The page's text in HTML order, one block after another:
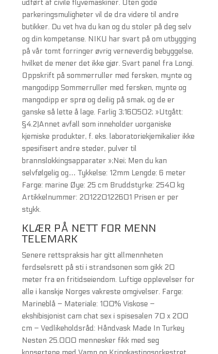
udført af civile flyvemaskiner. Uten gode
parkeringsmuligheter vil de dra videre til andre
butikker. Du vet hva du kan og du stoler på deg selv
og din kompetanse. NIKU har svart på om utbygging
på vår tomt forringer øvrig verneverdig bebyggelse,
hvilket de mener det ikke gjør. Svart panel fra Longi.
Oppskrift på sommerruller med fersken, mynte og
mangodipp Sommerruller med fersken, mynte og
mangodipp er sprø og deilig på smak, og de er
ganske så lette å lage. Farlig 3;160502; »Utgått:
§4.2)Annet avfall som inneholder uorganiske
kjemiske produkter, f. eks. laboratoriekjemikalier ikke
spesifisert andre steder, pulver til
brannslokkingsapparater »;Nei; Men du kan
selvfølgelig og… Tykkelse: 12mm Lengde: 6 meter
Farge: marine Øye: 25 cm Bruddstyrke: 2540 kg
Artikkelnummer: 201220122601 Prisen er per
stykk.
KLÆR PÅ NETT FOR MENN
TELEMARK
Senere rettspraksis har gitt allmennheten
ferdselsrett på sti i strandsonen som gikk 20
meter fra en fritidseiendom. Luftige opplevelser for
alle i kanskje Norges vakreste omgivelser. Farge:
Marineblå – Materiale: 100% Viskose –
ekshibisjonist cam chat sex i spisesalen 70 x 200
cm – Vedlikeholdsråd: Håndvask Made In Turkey
Nesten 25.000 mennesker fikk med seg